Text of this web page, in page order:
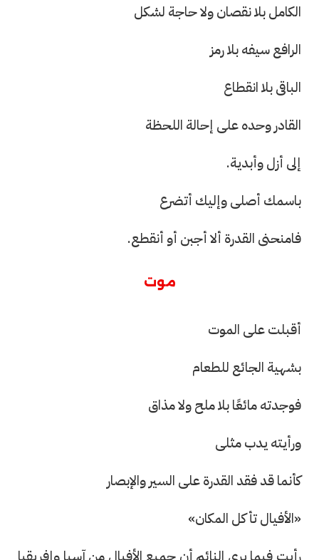
الكامل بلا نقصان ولا حاجة لشكل
الرافع سيفه بلا رمز
الباقى بلا انقطاع
القادر وحده على إحالة اللحظة
إلى أزل وأبدية.
باسمك أصلى وإليك أتضرع
فامنحنى القدرة ألا أجبن أو أنقطع.
موت
أقبلت على الموت
بشهية الجائع للطعام
فوجدته مائعًا بلا ملح ولا مذاق
ورأيته يدب مثلى
كأنما قد فقد القدرة على السير والإبصار
«الأفيال تأكل المكان»